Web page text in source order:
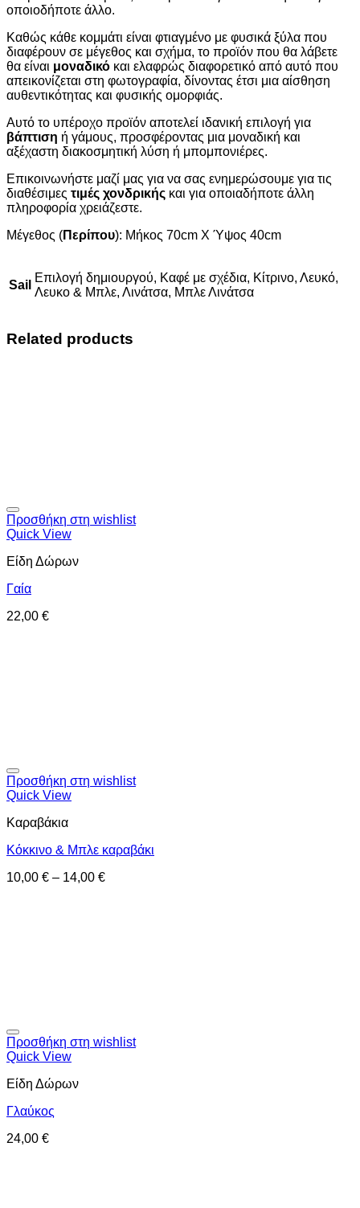
οποιοδήποτε άλλο.
Καθώς κάθε κομμάτι είναι φτιαγμένο με φυσικά ξύλα που
διαφέρουν σε μέγεθος και σχήμα, το προϊόν που θα λάβετε
θα είναι μοναδικό και ελαφρώς διαφορετικό από αυτό που
απεικονίζεται στη φωτογραφία, δίνοντας έτσι μια αίσθηση
αυθεντικότητας και φυσικής ομορφιάς.
Αυτό το υπέροχο προϊόν αποτελεί ιδανική επιλογή για
βάπτιση ή γάμους, προσφέροντας μια μοναδική και
αξέχαστη διακοσμητική λύση ή μπομπονιέρες.
Επικοινωνήστε μαζί μας για να σας ενημερώσουμε για τις
διαθέσιμες τιμές χονδρικής και για οποιαδήποτε άλλη
πληροφορία χρειάζεστε.
Μέγεθος (Περίπου): Μήκος 70cm X Ύψος 40cm
Sail
Επιλογή δημιουργού, Καφέ με σχέδια, Κίτρινο, Λευκό,
Λευκο & Μπλε, Λινάτσα, Μπλε Λινάτσα
Related products
Προσθήκη στη wishlist
Quick View
Είδη Δώρων
Γαία
22,00 €
Προσθήκη στη wishlist
Quick View
Καραβάκια
Κόκκινο & Μπλε καραβάκι
10,00 € – 14,00 €
Προσθήκη στη wishlist
Quick View
Είδη Δώρων
Γλαύκος
24,00 €